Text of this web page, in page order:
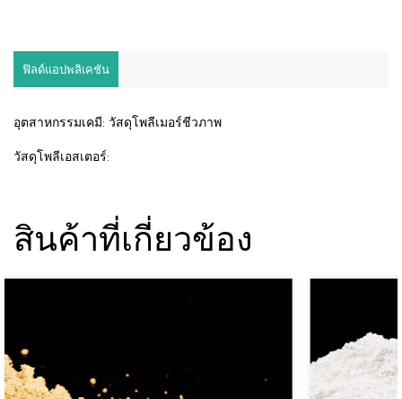
ฟิลด์แอปพลิเคชัน
อุตสาหกรรมเคมี: วัสดุโพลีเมอร์ชีวภาพ
วัสดุโพลีเอสเตอร์:
สินค้าที่เกี่ยวข้อง